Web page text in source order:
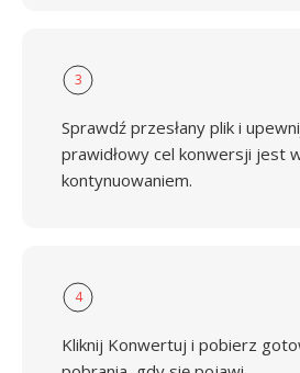
3
Sprawdź przesłany plik i
prawidłowy cel konwersji jest
kontynuowaniem.
4
Kliknij Konwertuj i pobierz